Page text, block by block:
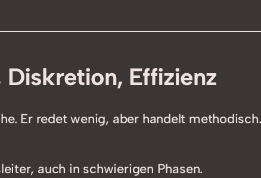
Diskretion, Effizienz
Er redet wenig, aber handelt
auch in schwierigen Phasen.